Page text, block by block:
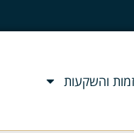
והשקעות